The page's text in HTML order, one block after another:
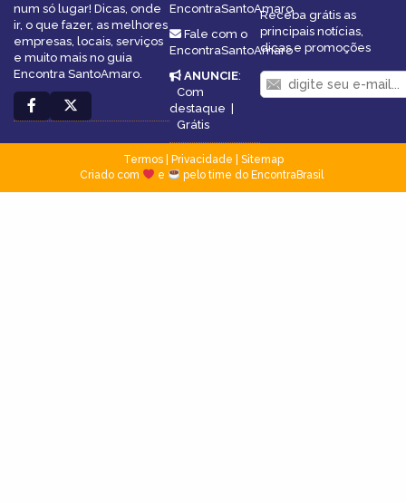
num só lugar! Dicas, onde
ir, o que fazer, as melhores
empresas, locais, serviços
e muito mais no guia
Encontra SantoAmaro.
EncontraSantoAmaro
Fale com o
EncontraSantoAmaro
ANUNCIE:
Com
destaque
Grátis
Receba grátis as
principais notícias,
dicas e promoções
Termos| Privacidade
Sitemap
Criado com
e pelo time do EncontraBrasil